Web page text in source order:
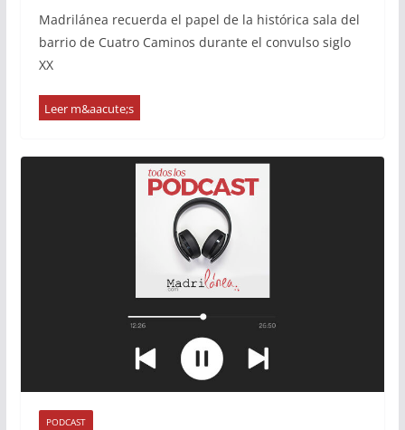
Madrilánea recuerda el papel de la histórica sala del
barrio de Cuatro Caminos durante el convulso siglo
XX
PODCAST